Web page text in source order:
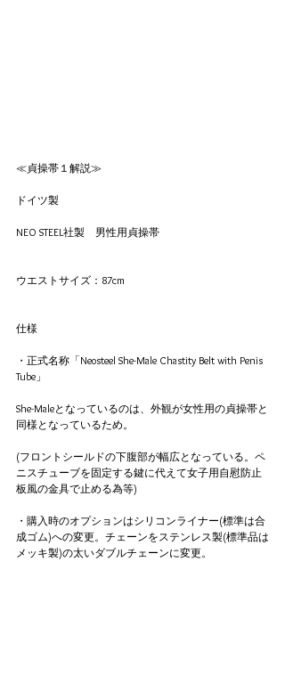
≪貞操帯１解説≫
ドイツ製
NEO STEEL社製　男性用貞操帯
ウエストサイズ：87cm
仕様
・正式名称「Neosteel She-Male Chastity Belt with Penis
Tube」
She-Maleとなっているのは、外観が女性用の貞操帯と
同様となっているため。
(フロントシールドの下腹部が幅広となっている。ペ
ニスチューブを固定する鍵に代えて女子用自慰防止
板風の金具で止める為等)
・購入時のオプションはシリコンライナー(標準は合
成ゴム)への変更。チェーンをステンレス製(標準品は
メッキ製)の太いダブルチェーンに変更。